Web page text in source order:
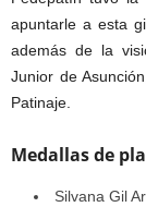
apuntarle a esta
además de la
Junior de
Patinaje.
Medallas de
Silvana Gil